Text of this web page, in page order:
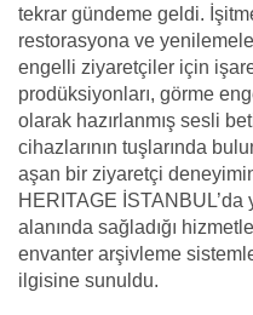
tekrar gündeme geldi.
restorasyona ve
engelli ziyaretçiler için
prodüksiyonları, görme
olarak hazırlanmış sesli
cihazlarının tuşlarında
aşan bir ziyaretçi
HERITAGE İSTANBUL’da
alanında sağladığı
envanter arşivleme
ilgisine sunuldu.